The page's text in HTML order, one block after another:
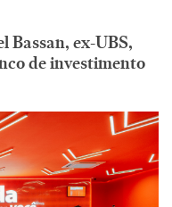
Bassan, ex-UBS,
de investimento